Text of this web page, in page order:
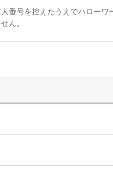
番号を控えたうえでハロー
ん。